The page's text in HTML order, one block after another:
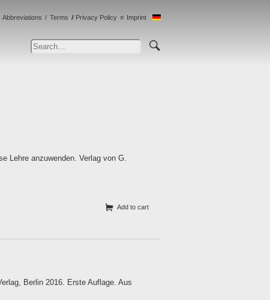
Abbreviations Terms Privacy Policy Imprint
Lehre anzuwenden. Verlag von G.
Add to cart
Berlin 2016. Erste Auflage. Aus